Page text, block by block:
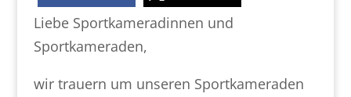
Liebe Sportkameradinnen und
Sportkameraden,
wir trauern um unseren Sportkameraden